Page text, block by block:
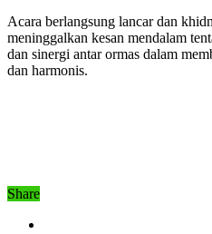
Acara berlangsung lancar dan
meninggalkan kesan mendalam
dan sinergi antar ormas dalam
dan harmonis.
Share